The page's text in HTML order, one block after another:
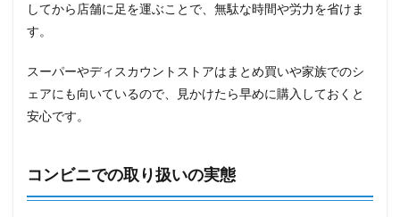
してから店舗に足を運ぶことで、無駄な時間や労力を省けま
す。
スーパーやディスカウントストアはまとめ買いや家族でのシ
ェアにも向いているので、見かけたら早めに購入しておくと
安心です。
コンビニでの取り扱いの実態